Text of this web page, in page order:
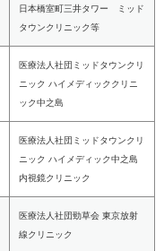
日本橋室町三井タワー ミッド
タウンクリニック等
医療法人社団ミッドタウンクリ
ニック ハイメディッククリニ
ック中之島
医療法人社団ミッドタウンクリ
ニック ハイメディック中之島
内視鏡クリニック
医療法人社団勁草会 東京放射
線クリニック